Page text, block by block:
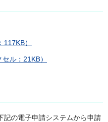
）
ル：21KB）
記の電子申請システムから申請